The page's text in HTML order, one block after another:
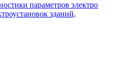
параметров электро
зданий,